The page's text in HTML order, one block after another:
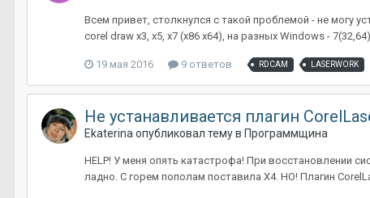
Всем привет, столкнулся с такой проблемой - не могу
corel draw x3, x5, x7 (x86 x64), на разных Windows -
19 мая 2016 9 ответов RDCAM LASERWORK
Не устанавливается плагин
Ekaterina опубликовал тему в Программщина
HELP! У меня опять катастрофа! При восстановлении
ладно. С горем пополам поставила Х4. НО! Плагин